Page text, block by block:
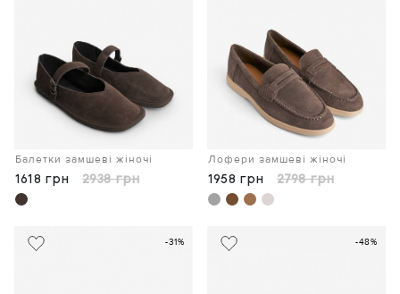
Балетки замшеві жіночі
1618 грн 2938 грн
Лофери замшеві жіночі
1958 грн 2798 грн
-31% -48%